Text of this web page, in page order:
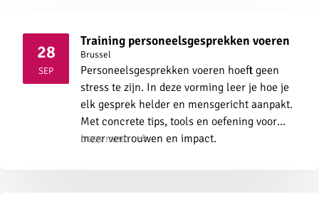
28
SEP2026
Training personeelsgesprekken voeren
Brussel
Personeelsgesprekken voeren hoeft geen
stress te zijn. In deze vorming leer je hoe je
elk gesprek helder en mensgericht aanpakt.
Met concrete tips, tools en oefening voor
meer vertrouwen en impact.
Lees meer